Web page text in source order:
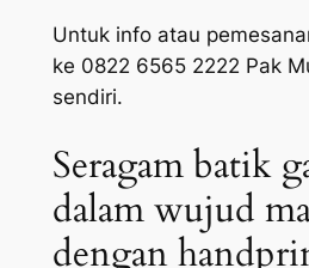
Untuk info atau
ke 0822 6565 2222 Pak
sendiri.
Seragam batik
dalam wujud
dengan